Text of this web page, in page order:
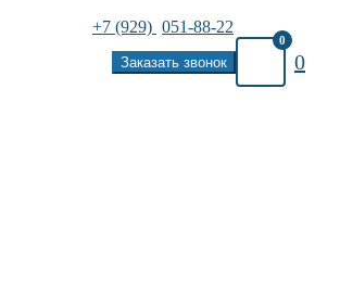
+7 (929) 051-88-22
Заказать звонок
0
0